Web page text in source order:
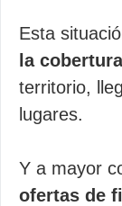
Esta
la
territorio,
lugares.
Y a mayor
ofertas de